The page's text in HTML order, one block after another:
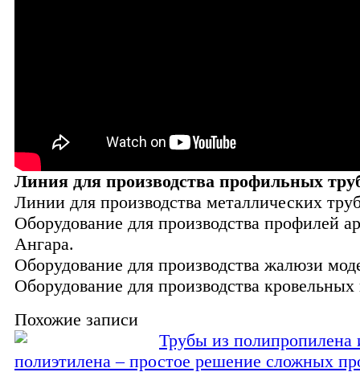
Линия для производства профильных
Линии для производства металлических
Оборудование для производства профилей
Ангара.
Оборудование для производства жалюзи
Оборудование для производства
Похожие записи
Трубы из полипропилена
полиэтилена – простое решение сложных